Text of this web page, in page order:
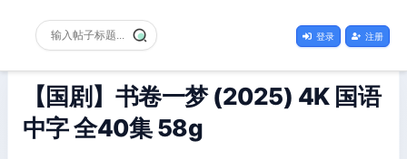
登录 注册
【国剧】书卷一梦 (2025) 4K 国语
中字 全40集 58g